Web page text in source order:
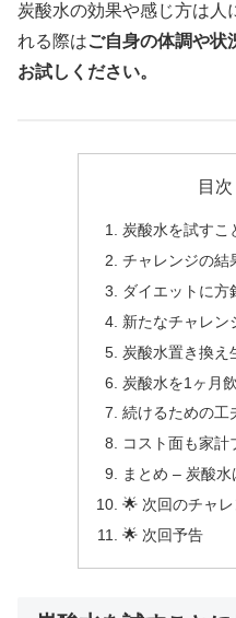
炭酸水の効果や感じ方は人
れる際はご自身の体調や状
お試しください。
目次
炭酸水を試すこ
チャレンジの結
ダイエットに方
新たなチャレン
炭酸水置き換え
炭酸水を1ヶ月
続けるための工
コスト面も家計
まとめ – 炭酸水
🌟 次回のチャ
🌟 次回予告